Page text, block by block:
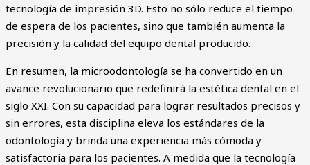
tecnología de impresión 3D. Esto no sólo reduce el tiempo
de espera de los pacientes, sino que también aumenta la
precisión y la calidad del equipo dental producido.
En resumen, la microodontología se ha convertido en un
avance revolucionario que redefinirá la estética dental en el
siglo XXI. Con su capacidad para lograr resultados precisos y
sin errores, esta disciplina eleva los estándares de la
odontología y brinda una experiencia más cómoda y
satisfactoria para los pacientes. A medida que la tecnología